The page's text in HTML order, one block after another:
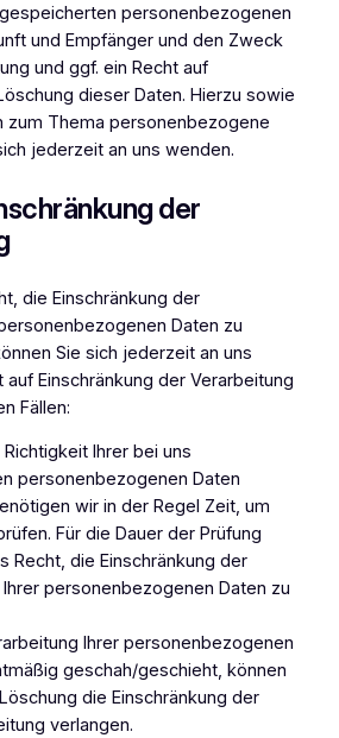
personenbezogenen
und Empfänger und den Zweck
und ggf. ein Recht auf
dieser Daten. Hierzu sowie
zum Thema personenbezogene
jederzeit an uns wenden.
der
die Einschränkung der
Daten zu
Sie sich jederzeit an uns
auf Einschränkung der Verarbeitung
Fällen:
Ihrer bei uns
personenbezogenen Daten
wir in der Regel Zeit, um
Für die Dauer der Prüfung
Recht, die Einschränkung der
personenbezogenen Daten zu
Ihrer personenbezogenen
geschah/geschieht, können
die Einschränkung der
verlangen.